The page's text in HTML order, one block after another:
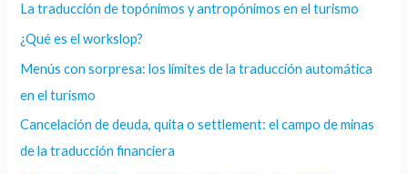
La traducción de topónimos y antropónimos en el turismo
¿Qué es el workslop?
Menús con sorpresa: los límites de la traducción automática
en el turismo
Cancelación de deuda, quita o settlement: el campo de minas
de la traducción financiera